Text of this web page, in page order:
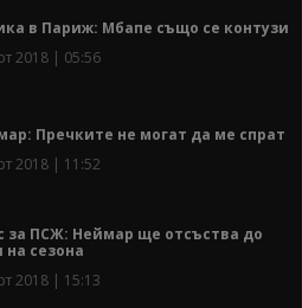
в Париж: Мбапе също се контузи
2018 | 05:56
Пречките не могат да ме спрат
2018 | 11:52
за ПСЖ: Неймар ще отсъства до
на сезона
2018 | 15:13